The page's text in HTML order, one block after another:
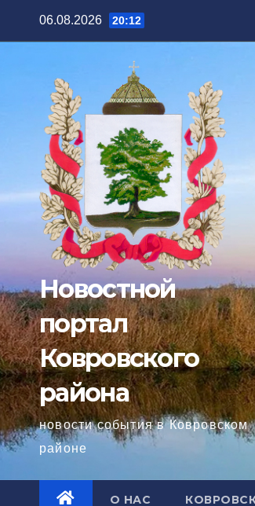
06.08.2026 20:12
Новостной
портал
Ковровского
района
новости события в Ковровском
районе
О НАС